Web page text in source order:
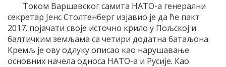
Током Варшавског самита НАТО-а генерални
секретар Јенс Столтенберг изјавио је да ће пакт
2017. појачати своје источно крило у Пољској и
балтичким земљама са четири додатна батаљона.
Кремљ је ову одлуку описао као нарушавање
основних начела односа НАТО-а и Русије. Као